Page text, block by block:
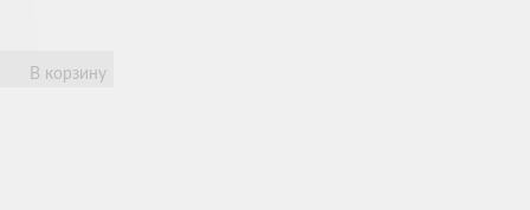
В корзину